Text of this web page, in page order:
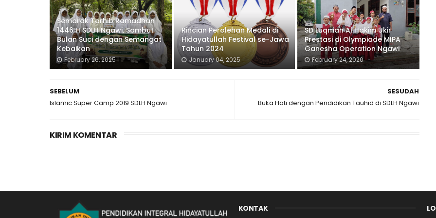
Semarak Tarhib Ramadhan
1446 H SDLH Ngawi, Sambut
Bulan Suci dengan Semangat
Kebaikan
February 26, 2025
Rincian Perolehan Medali di
Hidayatullah Festival se-Jawa
Tahun 2024
January 04, 2025
SD Luqman Al Hakim Ukir
Prestasi di Olympiade MIPA
Ganesha Operation Ngawi
February 24, 2020
SESUDAH
Buka Hati dengan Pendidikan Tauhid di SDLH Ngawi
SEBELUM
Islamic Super Camp 2019 SDLH Ngawi
KIRIM KOMENTAR
KONTAK